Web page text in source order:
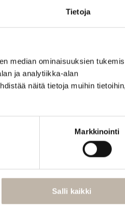
Tietoja
median ominaisuuksien
ja analytiikka-alan
näitä tietoja muihin
Markkinointi
Salli kaikki